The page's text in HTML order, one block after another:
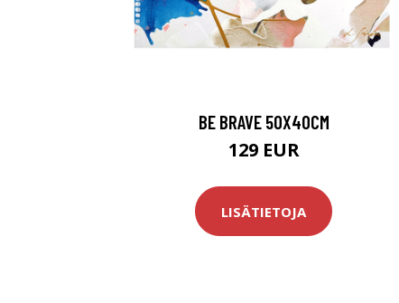
BE BRAVE 50X40CM
129 EUR
LISÄTIETOJA